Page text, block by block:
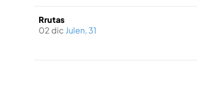
Rrutas
02 dic Julen, 31